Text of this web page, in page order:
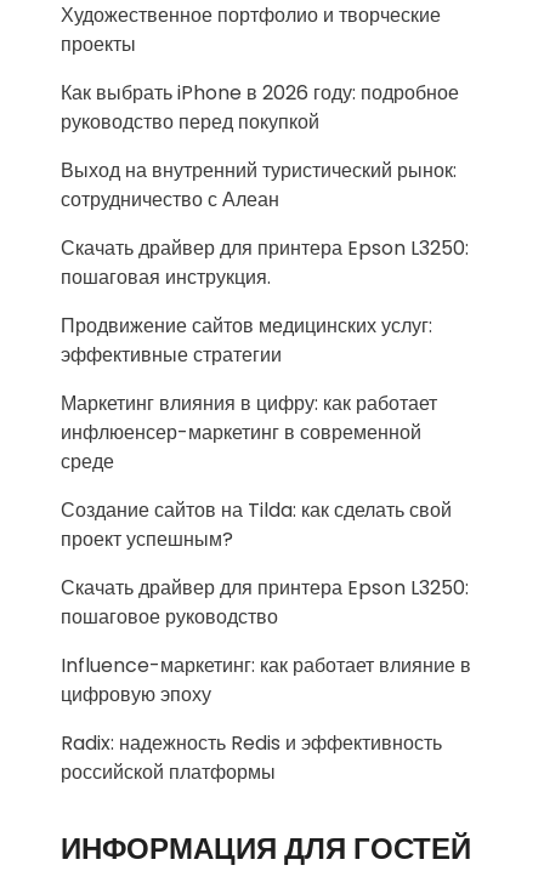
Художественное портфолио и творческие
проекты
Как выбрать iPhone в 2026 году: подробное
руководство перед покупкой
Выход на внутренний туристический рынок:
сотрудничество с Алеан
Скачать драйвер для принтера Epson L3250:
пошаговая инструкция.
Продвижение сайтов медицинских услуг:
эффективные стратегии
Маркетинг влияния в цифру: как работает
инфлюенсер-маркетинг в современной
среде
Создание сайтов на Tilda: как сделать свой
проект успешным?
Скачать драйвер для принтера Epson L3250:
пошаговое руководство
Influence-маркетинг: как работает влияние в
цифровую эпоху
Radix: надежность Redis и эффективность
российской платформы
ИНФОРМАЦИЯ ДЛЯ ГОСТЕЙ